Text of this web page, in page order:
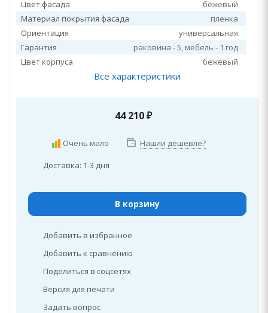
Цвет фасада
бежевый
Материал покрытия фасада
пленка
Ориентация
универсальная
Гарантия
раковина - 5, мебель - 1 год
Цвет корпуса
бежевый
Все характеристики
44 210₽
Очень мало Нашли дешевле?
Доставка: 1-3 дня
В корзину
Добавить в избранное
Добавить к сравнению
Поделиться в соцсетях
Версия для печати
Задать вопрос